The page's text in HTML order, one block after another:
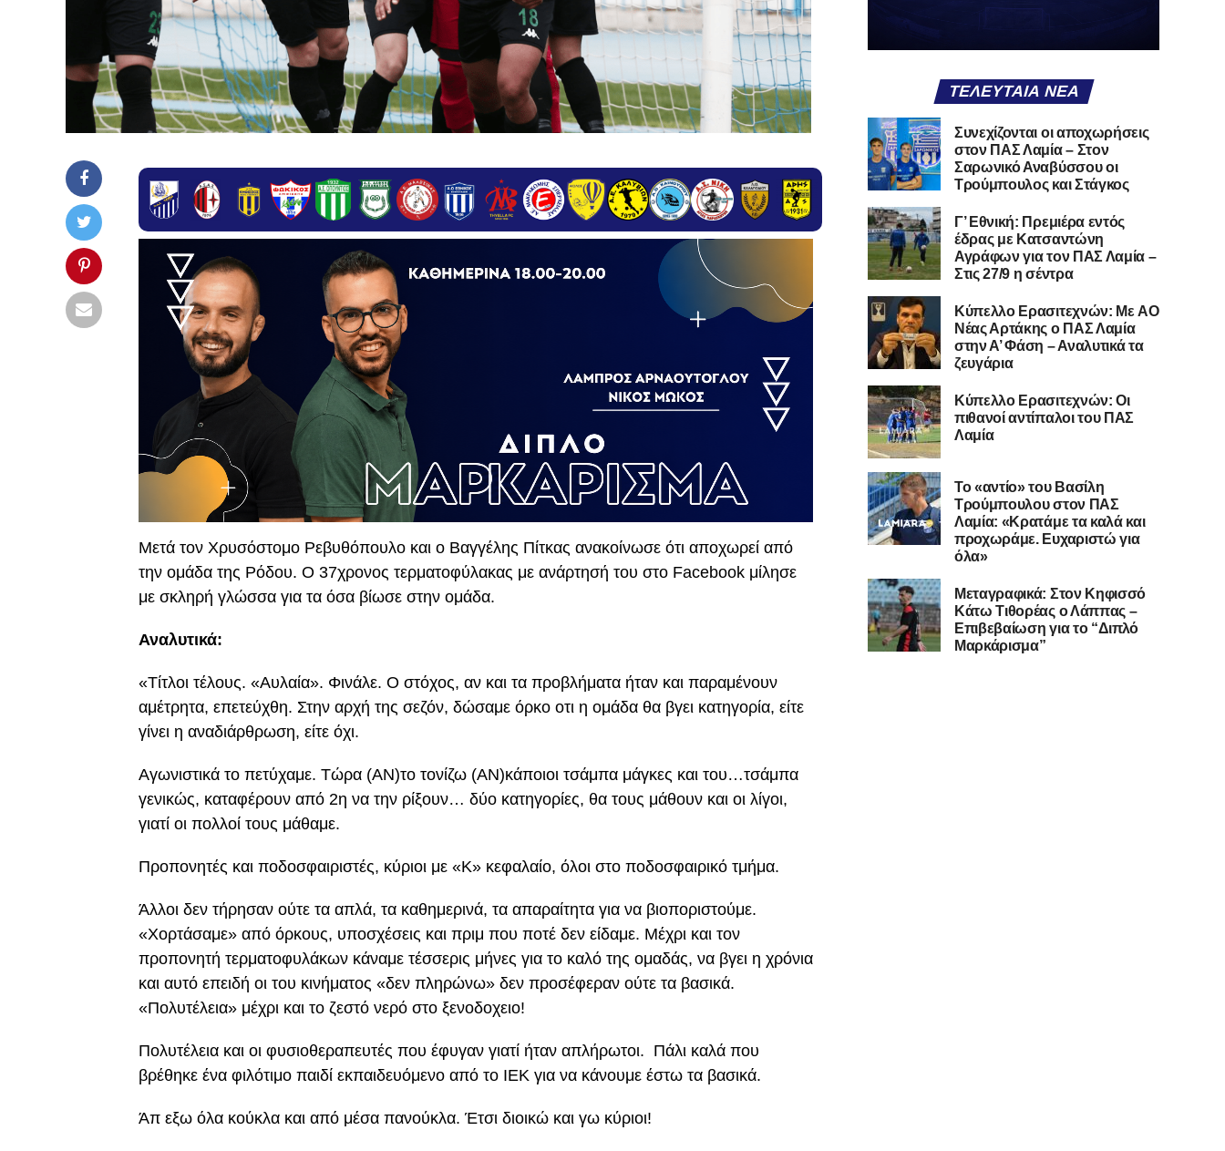
Μετά τον Χρυσόστομο Ρεβυθόπουλο και ο Βαγγέλης Πίτκας ανακοίνωσε ότι αποχωρεί από
την ομάδα της Ρόδου. Ο 37χρονος τερματοφύλακας με ανάρτησή του στο Facebook μίλησε
με σκληρή γλώσσα για τα όσα βίωσε στην ομάδα.
Αναλυτικά:
«Τίτλοι τέλους. «Αυλαία». Φινάλε. Ο στόχος, αν και τα προβλήματα ήταν και παραμένουν
αμέτρητα, επετεύχθη. Στην αρχή της σεζόν, δώσαμε όρκο οτι η ομάδα θα βγει κατηγορία, είτε
γίνει η αναδιάρθρωση, είτε όχι.
Αγωνιστικά το πετύχαμε. Τώρα (ΑΝ)το τονίζω (ΑΝ)κάποιοι τσάμπα μάγκες και του…τσάμπα
γενικώς, καταφέρουν από 2η να την ρίξουν… δύο κατηγορίες, θα τους μάθουν και οι λίγοι,
γιατί οι πολλοί τους μάθαμε.
Προπονητές και ποδοσφαιριστές, κύριοι με «Κ» κεφαλαίο, όλοι στο ποδοσφαιρικό τμήμα.
Άλλοι δεν τήρησαν ούτε τα απλά, τα καθημερινά, τα απαραίτητα για να βιοποριστούμε.
«Χορτάσαμε» από όρκους, υποσχέσεις και πριμ που ποτέ δεν είδαμε. Μέχρι και τον
προπονητή τερματοφυλάκων κάναμε τέσσερις μήνες για το καλό της ομαδάς, να βγει η χρόνια
και αυτό επειδή οι του κινήματος «δεν πληρώνω» δεν προσέφεραν ούτε τα βασικά.
«Πολυτέλεια» μέχρι και το ζεστό νερό στο ξενοδοχειο!
Πολυτέλεια και οι φυσιοθεραπευτές που έφυγαν γιατί ήταν απλήρωτοι. Πάλι καλά που
βρέθηκε ένα φιλότιμο παιδί εκπαιδευόμενο από το ΙΕΚ για να κάνουμε έστω τα βασικά.
Άπ εξω όλα κούκλα και από μέσα πανούκλα. Έτσι διοικώ και γω κύριοι!
ΤΕΛΕΥΤΑΊΑ ΝΈΑ
Συνεχίζονται οι αποχωρήσεις
στον ΠΑΣ Λαμία – Στον
Σαρωνικό Αναβύσσου οι
Τρούμπουλος και Στάγκος
Γ’ Εθνική: Πρεμιέρα εντός
έδρας με Κατσαντώνη
Αγράφων για τον ΠΑΣ Λαμία –
Στις 27/9 η σέντρα
Kύπελλο Ερασιτεχνών: Με AO
Nέας Αρτάκης ο ΠΑΣ Λαμία
στην Α’ Φάση – Αναλυτικά τα
ζευγάρια
Κύπελλο Ερασιτεχνών: Οι
πιθανοί αντίπαλοι του ΠΑΣ
Λαμία
Το «αντίο» του Βασίλη
Τρούμπουλου στον ΠΑΣ
Λαμία: «Κρατάμε τα καλά και
προχωράμε. Ευχαριστώ για
όλα»
Μεταγραφικά: Στον Κηφισσό
Κάτω Τιθορέας ο Λάππας –
Επιβεβαίωση για το “Διπλό
Μαρκάρισμα”